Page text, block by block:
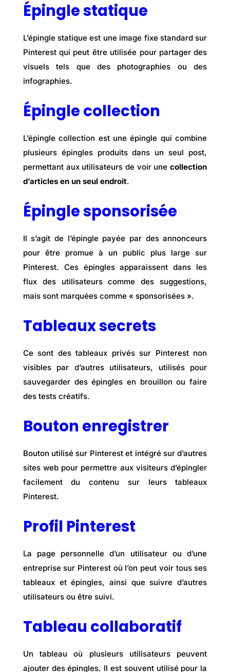
Épingle statique
L’épingle statique est une image fixe standard sur
Pinterest qui peut être utilisée pour partager des
visuels tels que des photographies ou des
infographies.
Épingle collection
L’épingle collection est une épingle qui combine
plusieurs épingles produits dans un seul post,
permettant aux utilisateurs de voir unecollection
d’articles en un seul endroit.
Épingle sponsorisée
Il s’agit de l’épingle payée par des annonceurs
pour être promue à un public plus large sur
Pinterest. Ces épingles apparaissent dans les
flux des utilisateurs comme des suggestions,
mais sont marquées comme « sponsorisées ».
Tableaux secrets
Ce sont des tableaux privés sur Pinterest non
visibles par d’autres utilisateurs, utilisés pour
sauvegarder des épingles en brouillon ou faire
des tests créatifs.
Bouton enregistrer
Bouton utilisé sur Pinterest et intégré sur d’autres
sites web pour permettre aux visiteurs d’épingler
facilement du contenu sur leurs tableaux
Pinterest.
Profil Pinterest
La page personnelle d’un utilisateur ou d’une
entreprise sur Pinterest où l’on peut voir tous ses
tableaux et épingles, ainsi que suivre d’autres
utilisateurs ou être suivi.
Tableau collaboratif
Un tableau où plusieurs utilisateurs peuvent
ajouter des épingles. Il est souvent utilisé pour la